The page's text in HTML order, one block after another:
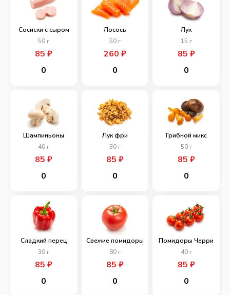
Сосиски с сыром
50 г
85₽
0
Лосось
50г
260 ₽
0
Лук
15 г
85 ₽
0
Шампиньоны
40 г
85₽
0
Лук фри
30г
85 ₽
0
Грибной микс
50г
85 ₽
0
Сладкий перец
30 г
85₽
0
Свежие помидоры
80г
85 ₽
0
Помидоры Черри
40г
85 ₽
0